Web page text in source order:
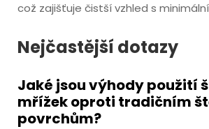
což zajišťuje čistší vzhled s
Nejčastější dotazy
Jaké jsou výhody použití
mřížek oproti tradičním
povrchům?